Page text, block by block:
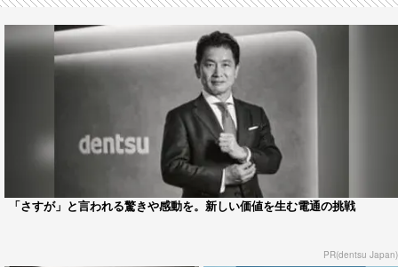
「さすが」と言われる驚きや感動を。新しい価値を生む電通の挑戦
PR(dentsu Japan)